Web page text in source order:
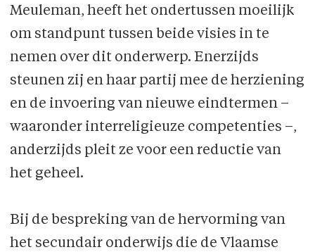
Meuleman, heeft het ondertussen moeilijk
om standpunt tussen beide visies in te
nemen over dit onderwerp. Enerzijds
steunen zij en haar partij mee de herziening
en de invoering van nieuwe eindtermen –
waaronder interreligieuze competenties –,
anderzijds pleit ze voor een reductie van
het geheel.
Bij de bespreking van de hervorming van
het secundair onderwijs die de Vlaamse